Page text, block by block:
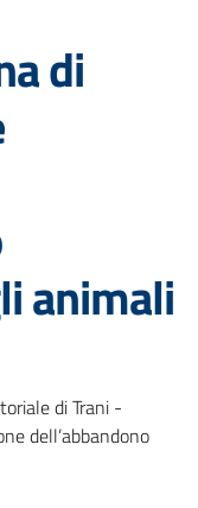
di
animali
di Trani -
dell’abbandono